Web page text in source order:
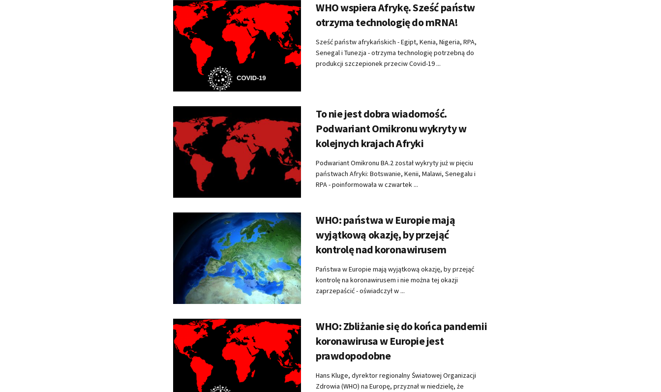
WHO wspiera Afrykę. Sześć państw
otrzyma technologię do mRNA!
Sześć państw afrykańskich - Egipt, Kenia, Nigeria, RPA,
Senegal i Tunezja - otrzyma technologię potrzebną do
produkcji szczepionek przeciw Covid-19 ...
To nie jest dobra wiadomość.
Podwariant Omikronu wykryty w
kolejnych krajach Afryki
Podwariant Omikronu BA.2 został wykryty już w pięciu
państwach Afryki: Botswanie, Kenii, Malawi, Senegalu i
RPA - poinformowała w czwartek ...
WHO: państwa w Europie mają
wyjątkową okazję, by przejąć
kontrolę nad koronawirusem
Państwa w Europie mają wyjątkową okazję, by przejąć
kontrolę na koronawirusem i nie można tej okazji
zaprzepaścić - oświadczył w ...
WHO: Zbliżanie się do końca pandemii
koronawirusa w Europie jest
prawdopodobne
Hans Kluge, dyrektor regionalny Światowej Organizacji
Zdrowia (WHO) na Europę, przyznał w niedzielę, że